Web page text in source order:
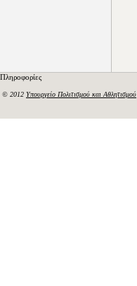
Πληροφορίες
© 2012 Υπουργείο Πολιτισμού και Αθλητισμού